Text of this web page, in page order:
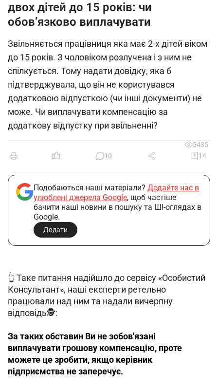
двох дітей до 15 років: чи
обов’язково виплачувати
Звільняється працівниця яка має 2-х дітей віком
до 15 років. З чоловіком розлучена і з ним не
спілкується. Тому надати довідку, яка б
підтверджувала, що він не користувався
додатковою відпусткою (чи інші документи) не
може. Чи виплачувати компенсацію за
додаткову відпустку при звільненні?
5435
10
14
Подобаються наші матеріали? Додайте нас в
улюблені джерела Google, щоб частіше
бачити наші новини в пошуку та ШІ-оглядах в
Google.
Додати
👆 Таке питання надійшло до сервісу «Особистий
Консультант», наші експерти ретельно
працювали над ним та надали вичерпну
відповідь🕵️:
За таких обставин Ви не зобов'язані
виплачувати грошову компенсацію, проте
можете це зробити, якщо керівник
підприємства не заперечує.